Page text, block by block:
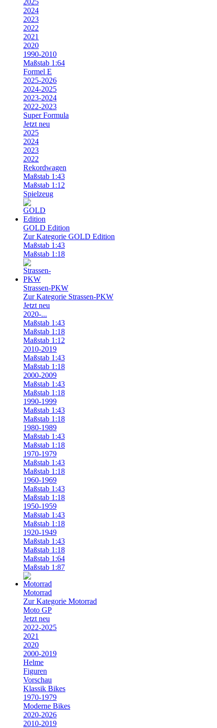
2025
2024
2023
2022
2021
2020
1990-2010
Maßstab 1:64
Formel E
2025-2026
2024-2025
2023-2024
2022-2023
Super Formula
Jetzt neu
2025
2024
2023
2022
Rekordwagen
Maßstab 1:43
Maßstab 1:12
Spielzeug
GOLD Edition
Zur Kategorie GOLD Edition
Maßstab 1:43
Maßstab 1:18
Strassen-PKW
Zur Kategorie Strassen-PKW
Jetzt neu
2020-...
Maßstab 1:43
Maßstab 1:18
Maßstab 1:12
2010-2019
Maßstab 1:43
Maßstab 1:18
2000-2009
Maßstab 1:43
Maßstab 1:18
1990-1999
Maßstab 1:43
Maßstab 1:18
1980-1989
Maßstab 1:43
Maßstab 1:18
1970-1979
Maßstab 1:43
Maßstab 1:18
1960-1969
Maßstab 1:43
Maßstab 1:18
1950-1959
Maßstab 1:43
Maßstab 1:18
1920-1949
Maßstab 1:43
Maßstab 1:18
Maßstab 1:64
Maßstab 1:87
Motorrad
Zur Kategorie Motorrad
Moto GP
Jetzt neu
2022-2025
2021
2020
2000-2019
Helme
Figuren
Vorschau
Klassik Bikes
1970-1979
Moderne Bikes
2020-2026
2010-2019